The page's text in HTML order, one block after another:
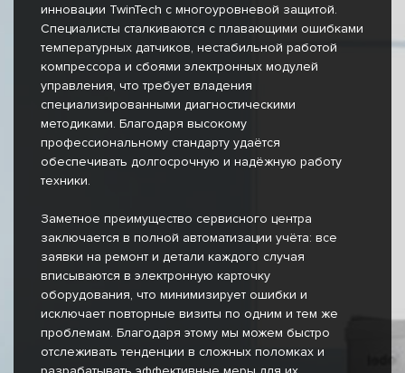
инновации TwinTech с многоуровневой защитой.
Специалисты сталкиваются с плавающими ошибками
температурных датчиков, нестабильной работой
компрессора и сбоями электронных модулей
управления, что требует владения
специализированными диагностическими
методиками. Благодаря высокому
профессиональному стандарту удаётся
обеспечивать долгосрочную и надёжную работу
техники.
Заметное преимущество сервисного центра
заключается в полной автоматизации учёта: все
заявки на ремонт и детали каждого случая
вписываются в электронную карточку
оборудования, что минимизирует ошибки и
исключает повторные визиты по одним и тем же
проблемам. Благодаря этому мы можем быстро
отслеживать тенденции в сложных поломках и